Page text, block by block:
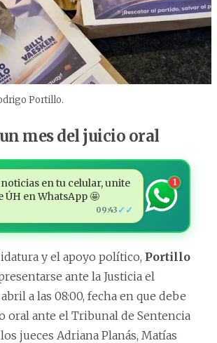
Portillo.
mes del juicio oral
en tu celular, unite
ÚH en WhatsApp 🤩
09:43 ✓✓
1
y el apoyo político, Portillo
ante la Justicia el
a las 08:00, fecha en que debe
oral ante el Tribunal de Sentencia
jueces Adriana Planás, Matías